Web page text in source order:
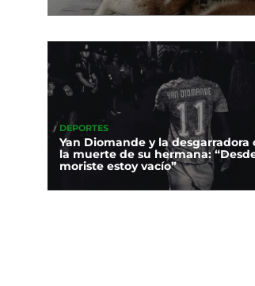
DEPORTES
Yan Diomande y la desgarradora
la muerte de su hermana:
moriste estoy vacío”